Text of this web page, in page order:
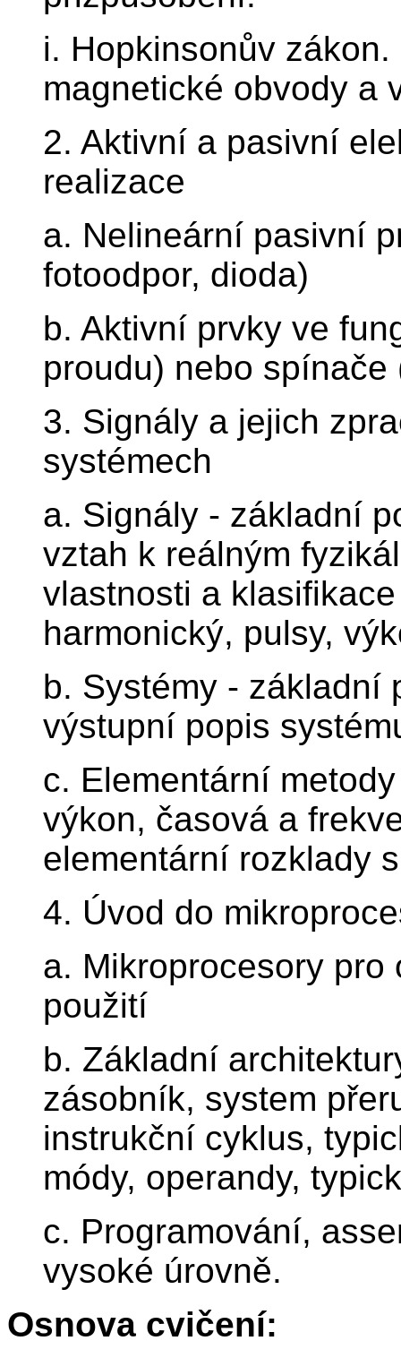
i. Hopkinsonův
magnetické obvody a
2. Aktivní a pasivní
realizace
a. Nelineární pasivní
fotoodpor, dioda)
b. Aktivní prvky ve
proudu) nebo spínače
3. Signály a jejich
systémech
a. Signály - základní
vztah k reálným
vlastnosti a
harmonický, pulsy,
b. Systémy - základní
výstupní popis
c. Elementární
výkon, časová a
elementární rozklady
4. Úvod do
a. Mikroprocesory
použití
b. Základní
zásobník, system
instrukční cyklus,
módy, operandy,
c. Programování,
vysoké úrovně.
Osnova cvičení: